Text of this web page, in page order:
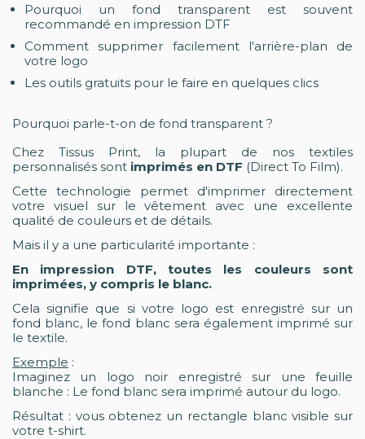
Pourquoi un fond transparent est souvent
recommandé en impression DTF
Comment supprimer facilement l'arrière-plan de
votre logo
Les outils gratuits pour le faire en quelques clics
Pourquoi parle-t-on de fond transparent ?
Chez Tissus Print, la plupart de nos textiles
personnalisés sont imprimés en DTF (Direct To Film).
Cette technologie permet d'imprimer directement
votre visuel sur le vêtement avec une excellente
qualité de couleurs et de détails.
Mais il y a une particularité importante :
En impression DTF, toutes les couleurs sont
imprimées, y compris le blanc.
Cela signifie que si votre logo est enregistré sur un
fond blanc, le fond blanc sera également imprimé sur
le textile.
Exemple :
Imaginez un logo noir enregistré sur une feuille
blanche : Le fond blanc sera imprimé autour du logo.
Résultat : vous obtenez un rectangle blanc visible sur
votre t-shirt.